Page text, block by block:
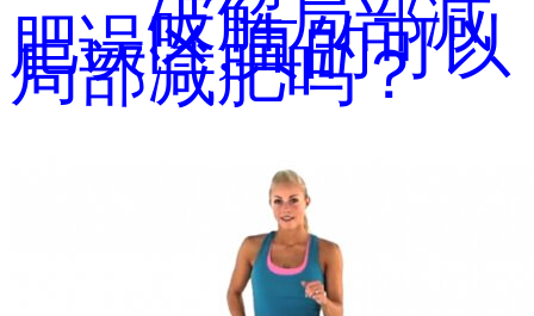
破解局部减
肥误区,真的可以
局部减肥吗？